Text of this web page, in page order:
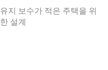
유지 보수가 적은 주택을 위
한 설계